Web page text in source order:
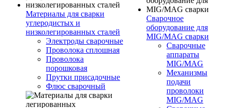
Материалы для сварки
углеродистых и
низколегированных сталей
Электроды сварочные
Проволока сплошная
Проволока
порошковая
Прутки присадочные
Флюс сварочный
Сварочное
оборудование для
MIG/MAG сварки
Сварочные
аппараты
MIG/MAG
Механизмы
подачи
проволоки
MIG/MAG